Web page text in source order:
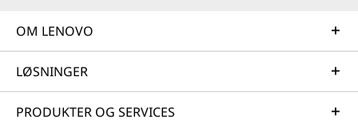
OM LENOVO
LØSNINGER
PRODUKTER OG SERVICES